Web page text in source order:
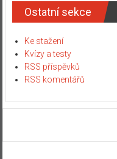
Ostatní sekce
Ke stažení
Kvízy a testy
RSS příspěvků
RSS komentářů